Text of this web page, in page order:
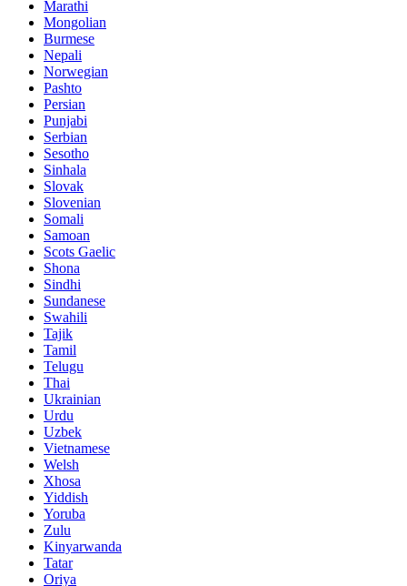
Marathi
Mongolian
Burmese
Nepali
Norwegian
Pashto
Persian
Punjabi
Serbian
Sesotho
Sinhala
Slovak
Slovenian
Somali
Samoan
Scots Gaelic
Shona
Sindhi
Sundanese
Swahili
Tajik
Tamil
Telugu
Thai
Ukrainian
Urdu
Uzbek
Vietnamese
Welsh
Xhosa
Yiddish
Yoruba
Zulu
Kinyarwanda
Tatar
Oriya